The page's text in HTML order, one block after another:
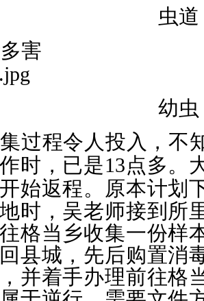
虫道
幼虫
过程令人投入，不
时，已是13点多。
始返程。 原本计划
时，吴老师接到所
格当乡收集一份样
县城，先后购置消
并着手办理前往格